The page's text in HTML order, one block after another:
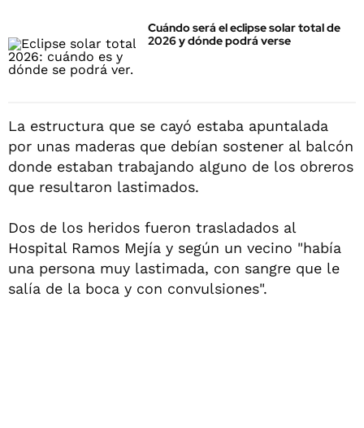
Cuándo será el eclipse solar total de
2026 y dónde podrá verse
La estructura que se cayó estaba apuntalada
por unas maderas que debían sostener al balcón
donde estaban trabajando alguno de los obreros
que resultaron lastimados.
Dos de los heridos fueron trasladados al
Hospital Ramos Mejía y según un vecino "había
una persona muy lastimada, con sangre que le
salía de la boca y con convulsiones".